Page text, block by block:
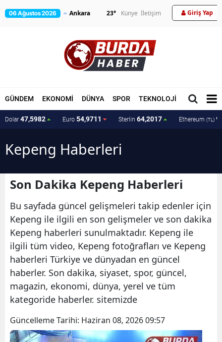
06 Ağustos 2026 23° Künye İletişim Giriş Yap
GÜNDEM EKONOMİ DÜNYA SPOR TEKNOLOJİ MAGAZİN
Dolar 47,5982 Euro 54,9711 Sterlin 64,2017 Ethereum (TL)
Kepeng Haberleri
Son Dakika Kepeng Haberleri
Bu sayfada güncel gelişmeleri takip edenler için
Kepeng ile ilgili en son gelişmeler ve son dakika
Kepeng haberleri sunulmaktadır. Kepeng ile
ilgili tüm video, Kepeng fotoğrafları ve Kepeng
haberleri Türkiye ve dünyadan en güncel
haberler. Son dakika, siyaset, spor, güncel,
magazin, ekonomi, dünya, yerel ve tüm
kategoride haberler. sitemizde
Güncelleme Tarihi: Haziran 08, 2026 09:57